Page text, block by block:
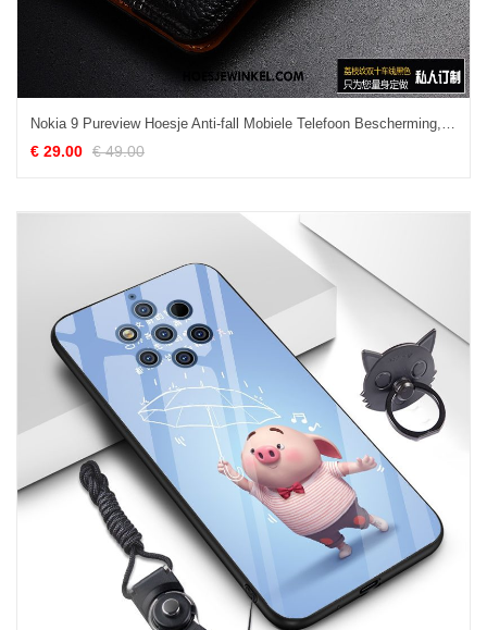
Nokia 9 Pureview Hoesje Anti-fall Mobiele Telefoon Bescherming, Nokia 9 Pureview Hoesje Leer Hoes
€ 29.00 € 49.00